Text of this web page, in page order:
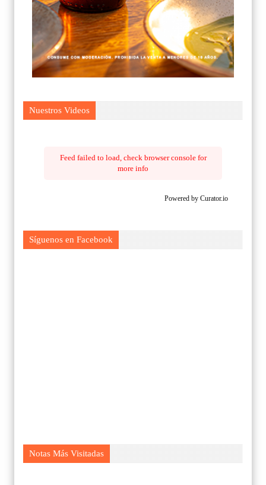
Nuestros Videos
Feed failed to load, check browser console for
more info
Powered by Curator.io
Síguenos en Facebook
Notas Más Visitadas